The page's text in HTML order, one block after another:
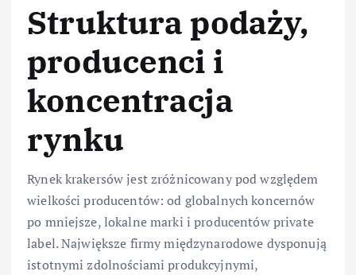
Struktura podaży,
producenci i
koncentracja
rynku
Rynek krakersów jest zróżnicowany pod względem
wielkości producentów: od globalnych koncernów
po mniejsze, lokalne marki i producentów private
label. Największe firmy międzynarodowe dysponują
istotnymi zdolnościami produkcyjnymi,